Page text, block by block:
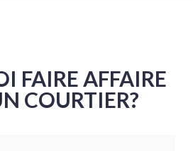
FAIRE AFFAIRE
COURTIER?